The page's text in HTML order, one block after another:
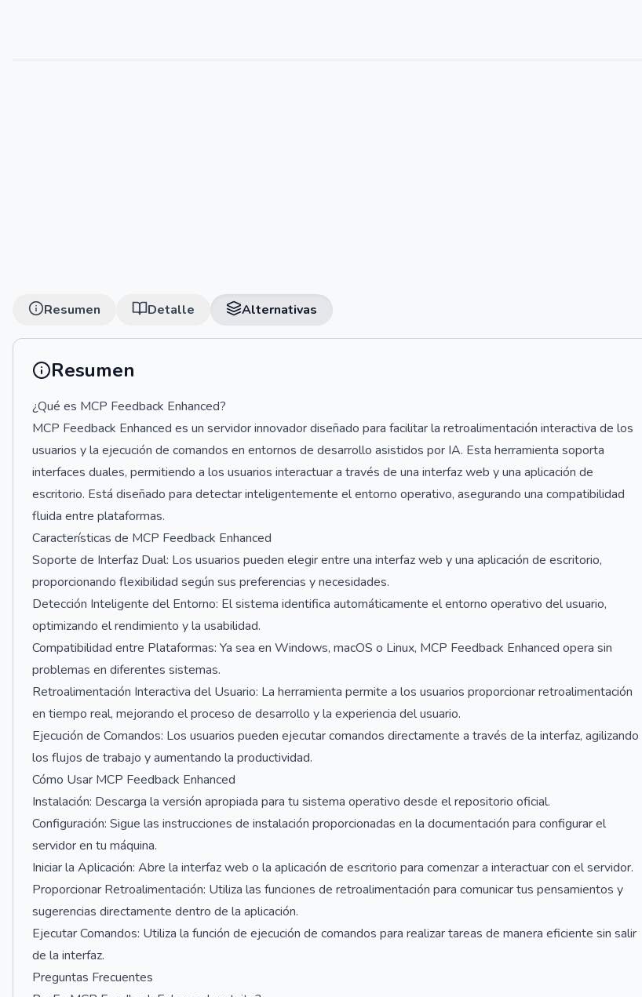
Resumen Detalle Alternativas
Resumen
¿Qué es MCP Feedback Enhanced?
MCP Feedback Enhanced es un servidor innovador diseñado para facilitar la retroalimentación interactiva de los
usuarios y la ejecución de comandos en entornos de desarrollo asistidos por IA. Esta herramienta soporta
interfaces duales, permitiendo a los usuarios interactuar a través de una interfaz web y una aplicación de
escritorio. Está diseñado para detectar inteligentemente el entorno operativo, asegurando una compatibilidad
fluida entre plataformas.
Características de MCP Feedback Enhanced
Soporte de Interfaz Dual: Los usuarios pueden elegir entre una interfaz web y una aplicación de escritorio,
proporcionando flexibilidad según sus preferencias y necesidades.
Detección Inteligente del Entorno: El sistema identifica automáticamente el entorno operativo del usuario,
optimizando el rendimiento y la usabilidad.
Compatibilidad entre Plataformas: Ya sea en Windows, macOS o Linux, MCP Feedback Enhanced opera sin
problemas en diferentes sistemas.
Retroalimentación Interactiva del Usuario: La herramienta permite a los usuarios proporcionar retroalimentación
en tiempo real, mejorando el proceso de desarrollo y la experiencia del usuario.
Ejecución de Comandos: Los usuarios pueden ejecutar comandos directamente a través de la interfaz, agilizando
los flujos de trabajo y aumentando la productividad.
Cómo Usar MCP Feedback Enhanced
Instalación: Descarga la versión apropiada para tu sistema operativo desde el repositorio oficial.
Configuración: Sigue las instrucciones de instalación proporcionadas en la documentación para configurar el
servidor en tu máquina.
Iniciar la Aplicación: Abre la interfaz web o la aplicación de escritorio para comenzar a interactuar con el servidor.
Proporcionar Retroalimentación: Utiliza las funciones de retroalimentación para comunicar tus pensamientos y
sugerencias directamente dentro de la aplicación.
Ejecutar Comandos: Utiliza la función de ejecución de comandos para realizar tareas de manera eficiente sin salir
de la interfaz.
Preguntas Frecuentes